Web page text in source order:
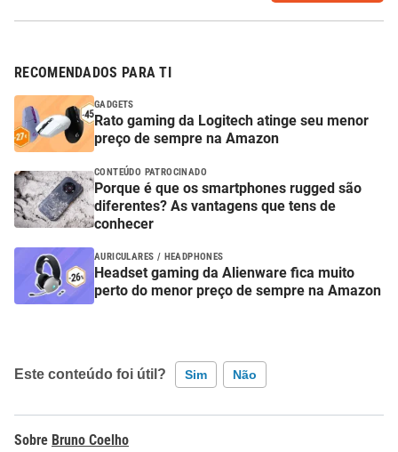
RECOMENDADOS PARA TI
GADGETS
Rato gaming da Logitech atinge seu menor
preço de sempre na Amazon
CONTEÚDO PATROCINADO
Porque é que os smartphones rugged são
diferentes? As vantagens que tens de
conhecer
AURICULARES / HEADPHONES
Headset gaming da Alienware fica muito
perto do menor preço de sempre na Amazon
Este conteúdo foi útil? Sim Não
Bruno Coelho